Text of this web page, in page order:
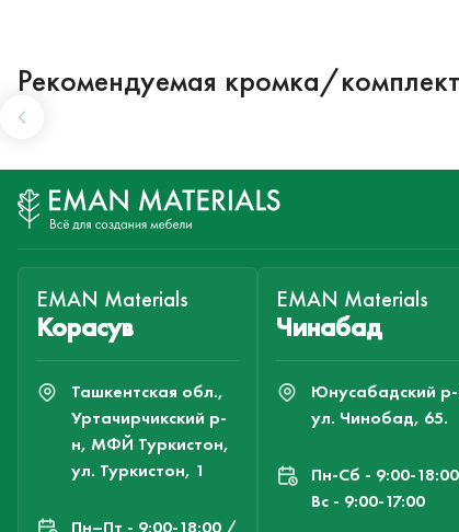
Рекомендуемая кромка/
EMAN Materials
Корасув
Ташкентская обл.,
Уртачирчикский р-
н, МФЙ Туркистон,
ул. Туркистон, 1
Пн–Пт - 9:00-18:00 /
EMAN Materials
Чинабад
Юнусабадский
ул. Чинобад, 65.
Пн-Cб - 9:00-
Вс - 9:00-17:00